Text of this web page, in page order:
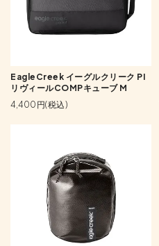
EagleCreek イーグルクリーク PI
リヴィールCOMPキューブ M
4,400円(税込)